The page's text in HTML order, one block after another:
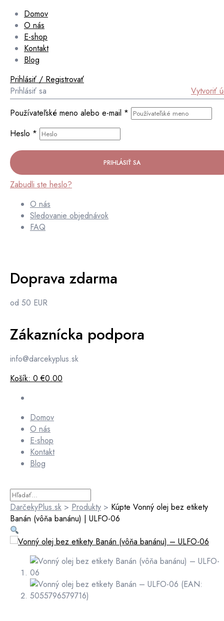
Domov
O nás
E-shop
Kontakt
Blog
Prihlásiť / Registrovať
Prihlásiť sa
Vytvoriť
Používateľské meno alebo e-mail *
Heslo *
PRIHLÁSIŤ SA
Zabudli ste heslo?
O nás
Sledovanie objednávok
FAQ
Doprava zdarma
od 50 EUR
Zákaznícka podpora
info@darcekyplus.sk
Košík: 0 €0.00
Domov
O nás
E-shop
Kontakt
Blog
DarčekyPlus.sk > Produkty > Kúpte Vonný olej bez etikety
Banán (vôňa banánu) | ULFO-06